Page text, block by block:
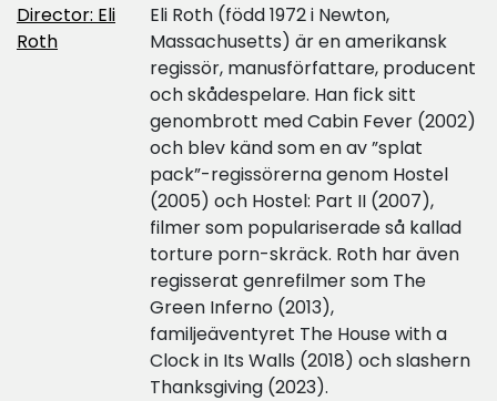
Director: Eli
Roth
Eli Roth (född 1972 i Newton,
Massachusetts) är en amerikansk
regissör, manusförfattare, producent
och skådespelare. Han fick sitt
genombrott med Cabin Fever (2002)
och blev känd som en av ”splat
pack”-regissörerna genom Hostel
(2005) och Hostel: Part II (2007),
filmer som populariserade så kallad
torture porn-skräck. Roth har även
regisserat genrefilmer som The
Green Inferno (2013),
familjeäventyret The House with a
Clock in Its Walls (2018) och slashern
Thanksgiving (2023).